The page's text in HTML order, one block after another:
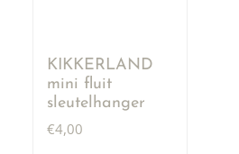
KIKKERLAND
mini fluit
sleutelhanger
€4,00